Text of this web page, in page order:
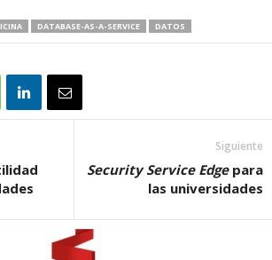
DATABASE-AS-A-SERVICE DATOS
Siguiente
Security Service Edgepara
las universidades